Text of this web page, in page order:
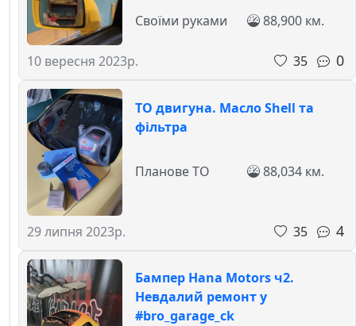
10 вересня 2023р.
Своїми руками 88,900 км.
35 0
ТО двигуна. Масло Shell та
фільтра
29 липня 2023р.
Планове ТО 88,034 км.
35 4
Бампер Hana Motors ч2.
Невдалий ремонт у
#bro_garage_ck